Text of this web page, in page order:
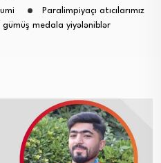
Paralimpiyaçı atıcılarımız
medala yiyələniblər